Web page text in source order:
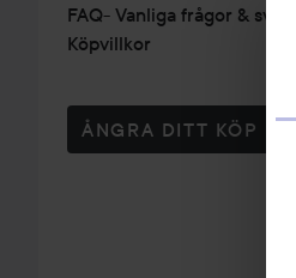
FAQ- Vanliga frågor & svar
Köpvillkor
ÅNGRA DITT KÖP